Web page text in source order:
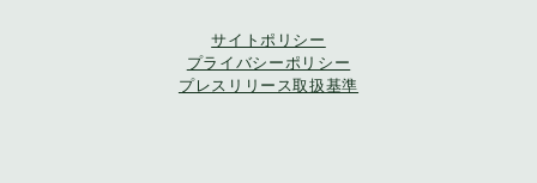
サイトポリシー
プライバシーポリシー
プレスリリース取扱基準